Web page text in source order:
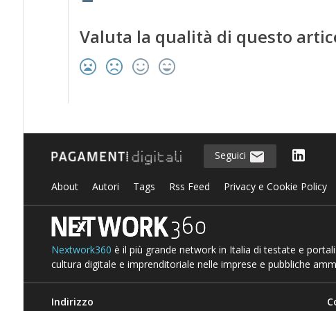
Valuta la qualità di questo
Seguici
About Autori Tags Rss Feed Privacy e Cookie Policy
Nextwork360 è il più grande network in Italia di testate e
cultura digitale e imprenditoriale nelle imprese e pubbliche
Indirizzo